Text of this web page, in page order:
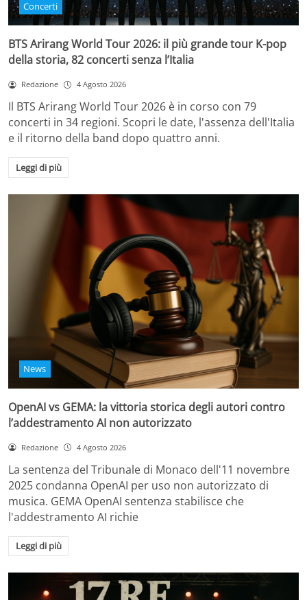
Concerti
BTS Arirang World Tour 2026: il più grande tour K-pop
della storia, 82 concerti senza l’Italia
Redazione 4 Agosto 2026
Il BTS Arirang World Tour 2026 è in corso con 79
concerti in 34 regioni. Scopri le date, l'assenza dell'Italia
e il ritorno della band dopo quattro anni.
Leggi di più
News
OpenAI vs GEMA: la vittoria storica degli autori contro
l’addestramento AI non autorizzato
Redazione 4 Agosto 2026
La sentenza del Tribunale di Monaco dell'11 novembre
2025 condanna OpenAI per uso non autorizzato di
musica. GEMA OpenAI sentenza stabilisce che
l'addestramento AI richie
Leggi di più